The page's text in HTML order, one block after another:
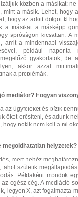
közben a másikat:
mint a másik. Lehet, hogy
hogy az adott dolgot ki
a másikat a másképp
apróságon kicsattan. A
amit a mindennapi
például
gyakorlatok,
akkor azzal
a problémák.
mediátor? Hogyan
az ügyfeleket és bízik
őket erősíteni, és adunk
hogy nekik nem kell a mi
megoldhatatlan helyzetek?
mert nehéz
ahol születik
Példaként mondok
az egész cég. A mediáció
legyen X, azt fogalmazta